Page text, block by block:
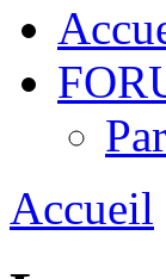
Accueil